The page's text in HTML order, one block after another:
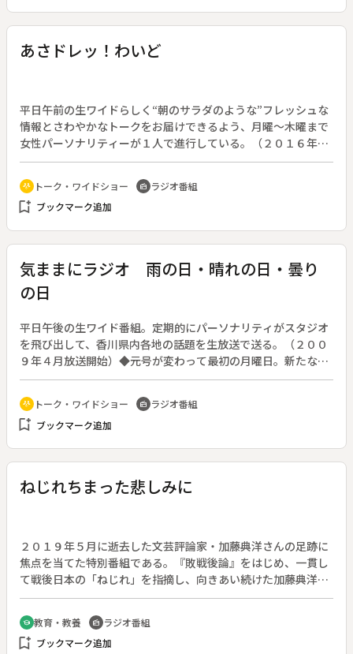
後半８時間は暖炉の薪が燃える様子を映し続けた。
あさドレッ！わいど
平日午前の生ワイドらしく“朝のサラダのような”フレッシュな
情報とさわやかなトークをお届けできるよう、月曜～木曜まで
女性パーソナリティーが１人で進行している。（２０１６年４
月放送開始）◆４月１０日は、「四万十（しまんと）の日」。
日本最後の清流・四万十川を大切にしようという記念日にちな
み、この日のメッセージテーマは「川の思い出」。主な内容は
次のとおり。高知県こども詩集『やまもも』は、小学生が詩を
「クイズで土佐弁」コーナーのルールは簡単。土佐ことばを共
通語に直すだけ。単語から文章まで、３問を出題する。
adaptive_audio_mic トーク・ワイドショー radio ラジオ番組
bookmark_add ブックマーク追加
気ままにラジオ 雨の日・晴れの日・曇り
の日
平日午後の生ワイド番組。定期的にパーソナリティがスタジオ
を飛び出して、香川県内各地の話題を生放送で送る。（２００
９年４月放送開始）◆元号が変わって最初の月曜日。新たな時
代を作っていくという意味もこめて、「つくる」をテーマに、
これからの時代を担う大学生の活動に焦点を当てる。スタジオ
ゲストには、地元の香川大学で地域マネジメントを学ぶ学生を
招き、東かがわ市の魅力や、それを満喫してもらえるようなツ
ナリティー采野友啓の実弟、南日本放送の采野吉洋アナがパー
ソナリティーを務める『城山スズメ』のスタジオと電話でつな
ぐ「電話でボンジョルノ」のコーナーでも、両県でそれぞれ
は希少糖という両大学が誇る研究を通して、次世代への期待や
希望を再確認する。
adaptive_audio_mic トーク・ワイドショー radio ラジオ番組
bookmark_add ブックマーク追加
ねじれちまった悲しみに
２０１９年５月に逝去した文芸評論家・加藤典洋さんの足跡に
焦点を当てた特別番組である。『敗戦後論』をはじめ、一貫し
て戦後日本の「ねじれ」を指摘し、向きあい続けた加藤典洋さ
ん。その足跡を小説家・小川哲が、加藤さんと同学年の研究者
で、２０１９年４月の東京大学入学式の祝辞も話題となった社
会学者の上野千鶴子氏や、日本文学研究家のマイケル・エメリ
ック氏との対話を通して、加藤典洋さんと戦後日本の「ねじ
school 教育・教養 radio ラジオ番組
bookmark_add ブックマーク追加